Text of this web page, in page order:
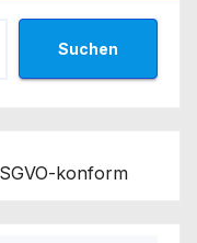
Suchen
konform